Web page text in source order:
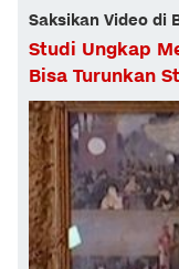
Saksikan Video di
Studi Ungkap
Bisa Turunkan